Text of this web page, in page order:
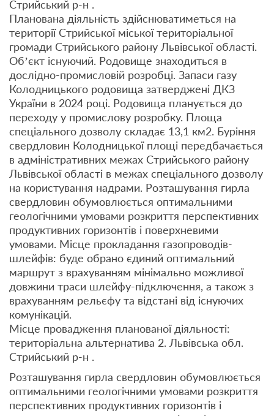
Стрийський р-н .
Планована діяльність здійснюватиметься на
території Стрийської міської територіальної
громади Стрийського району Львівської області.
Об’єкт існуючий. Родовище знаходиться в
дослідно-промисловій розробці. Запаси газу
Колодницького родовища затверджені ДКЗ
України в 2024 році. Родовища планується до
переходу у промислову розробку. Площа
спеціального дозволу складає 13,1 км2. Буріння
свердловин Колодницької площі передбачається
в адміністративних межах Стрийського району
Львівської області в межах спеціального дозволу
на користування надрами. Розташування гирла
свердловин обумовлюється оптимальними
геологічними умовами розкриття перспективних
продуктивних горизонтів і поверхневими
умовами. Місце прокладання газопроводів-
шлейфів: буде обрано єдиний оптимальний
маршрут з врахуванням мінімально можливої
довжини траси шлейфу-підключення, а також з
врахуванням рельєфу та відстані від існуючих
комунікацій.
Місце провадження планованої діяльності:
територіальна альтернатива 2. Львівська обл.
Стрийський р-н .
Розташування гирла свердловин обумовлюється
оптимальними геологічними умовами розкриття
перспективних продуктивних горизонтів і